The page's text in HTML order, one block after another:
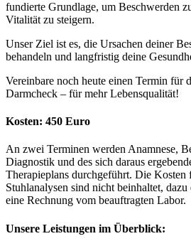
fundierte Grundlage, um Beschwerden
Vitalität zu steigern.
Unser Ziel ist es, die Ursachen deiner
behandeln und langfristig deine
Vereinbare noch heute einen Termin für
Darmcheck – für mehr Lebensqualität!
Kosten: 450 Euro
An zwei Terminen werden Anamnese,
Diagnostik und des sich daraus
Therapieplans durchgeführt. Die Kosten
Stuhlanalysen sind nicht beinhaltet,
eine Rechnung vom beauftragten Labor.
Unsere Leistungen im Überblick: